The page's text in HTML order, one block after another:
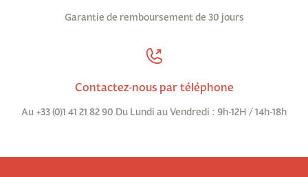
Garantie de remboursement de 30 jours
Contactez-nous par téléphone
Au +33 (0)1 41 21 82 90 Du Lundi au Vendredi : 9h-12H / 14h-18h